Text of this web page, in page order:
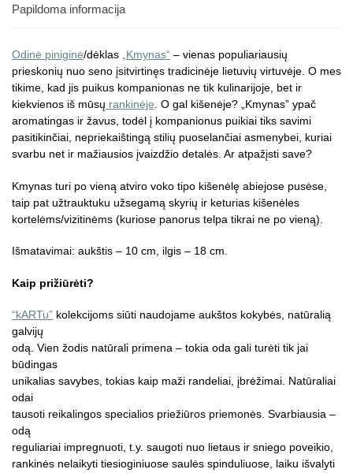
Papildoma informacija
Odinė piniginė/dėklas „Kmynas“ – vienas populiariausių
prieskonių nuo seno įsitvirtinęs tradicinėje lietuvių virtuvėje. O mes
tikime, kad jis puikus kompanionas ne tik kulinarijoje, bet ir
kiekvienos iš mūsų rankinėje. O gal kišenėje? „Kmynas” ypač
aromatingas ir žavus, todėl į kompanionus puikiai tiks savimi
pasitikinčiai, nepriekaištingą stilių puoselančiai asmenybei, kuriai
svarbu net ir mažiausios įvaizdžio detalės. Ar atpažįsti save?
Kmynas turi po vieną atviro voko tipo kišenėlę abiejose pusėse,
taip pat užtrauktuku užsegamą skyrių ir keturias kišenėles
kortelėms/vizitinėms (kuriose panorus telpa tikrai ne po vieną).
Išmatavimai: aukštis – 10 cm, ilgis – 18 cm.
Kaip prižiūrėti?
“kARTu” kolekcijoms siūti naudojame aukštos kokybės, natūralią
galvijų
odą. Vien žodis natūrali primena – tokia oda gali turėti tik jai
būdingas
unikalias savybes, tokias kaip maži randeliai, įbrėžimai. Natūraliai
odai
tausoti reikalingos specialios priežiūros priemonės. Svarbiausia –
odą
reguliariai impregnuoti, t.y. saugoti nuo lietaus ir sniego poveikio,
rankinės nelaikyti tiesioginiuose saulės spinduliuose, laiku išvalyti